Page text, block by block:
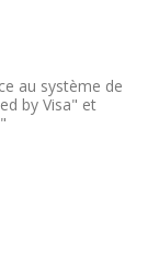
au système de
by Visa" et